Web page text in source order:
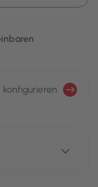
konfigurieren